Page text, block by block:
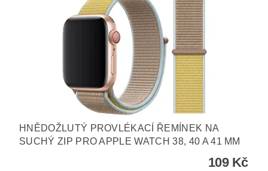
HNĚDOŽLUTÝ PROVLÉKACÍ ŘEMÍNEK NA
SUCHÝ ZIP PRO APPLE WATCH 38, 40 A 41 MM
109 Kč